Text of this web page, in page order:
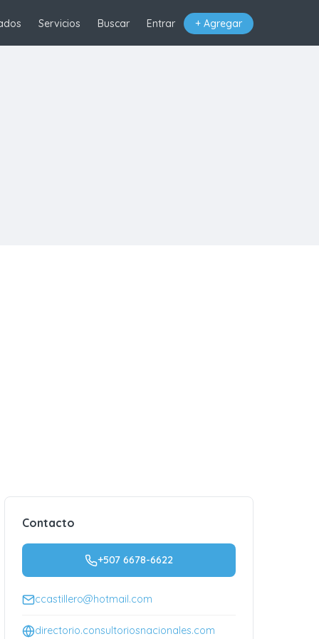
Servicios Buscar Entrar + Agregar
Contacto
+507 6678-6622
ccastillero@hotmail.com
directorio.consultoriosnacionales.com